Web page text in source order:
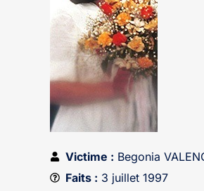
Victime : Begonia
Faits : 3 juillet 1997